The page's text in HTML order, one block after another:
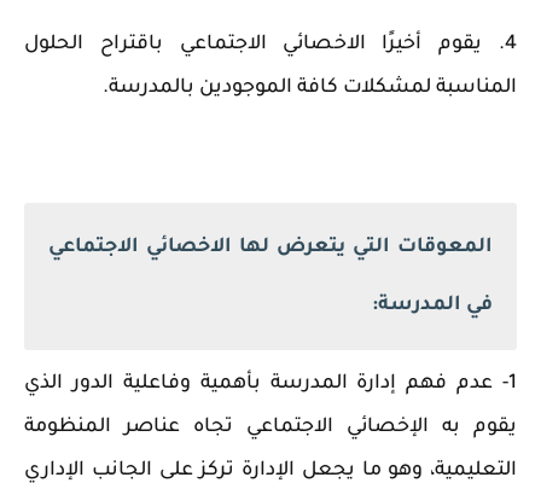
4. يقوم أخيرًا الاخصائي الاجتماعي باقتراح الحلول
المناسبة لمشكلات كافة الموجودين بالمدرسة.
المعوقات التي يتعرض لها الاخصائي الاجتماعي
في المدرسة:
1- عدم فهم إدارة المدرسة بأهمية وفاعلية الدور الذي
يقوم به الإخصائي الاجتماعي تجاه عناصر المنظومة
التعليمية، وهو ما يجعل الإدارة تركز على الجانب الإداري